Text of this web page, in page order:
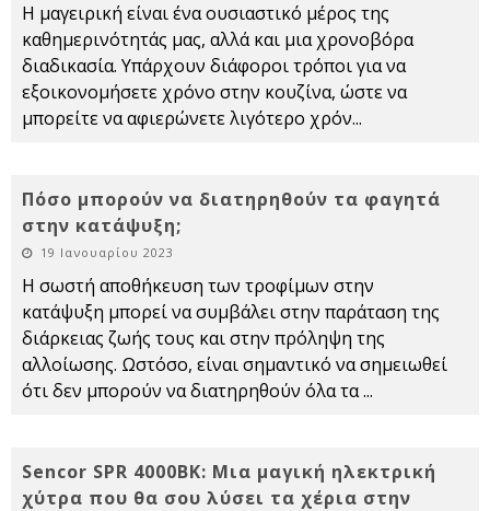
Η μαγειρική είναι ένα ουσιαστικό μέρος της
καθημερινότητάς μας, αλλά και μια χρονοβόρα
διαδικασία. Υπάρχουν διάφοροι τρόποι για να
εξοικονομήσετε χρόνο στην κουζίνα, ώστε να
μπορείτε να αφιερώνετε λιγότερο χρόν...
Πόσο μπορούν να διατηρηθούν τα φαγητά
στην κατάψυξη;
19 Ιανουαρίου 2023
Η σωστή αποθήκευση των τροφίμων στην
κατάψυξη μπορεί να συμβάλει στην παράταση της
διάρκειας ζωής τους και στην πρόληψη της
αλλοίωσης. Ωστόσο, είναι σημαντικό να σημειωθεί
ότι δεν μπορούν να διατηρηθούν όλα τα...
Sencor SPR 4000BK: Μια μαγική ηλεκτρική
χύτρα που θα σου λύσει τα χέρια στην